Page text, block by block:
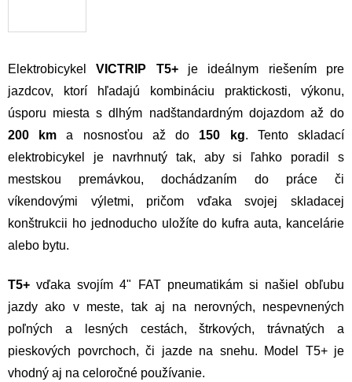
Elektrobicykel VICTRIP T5+
je ideálnym riešením pre
jazdcov, ktorí hľadajú kombináciu praktickosti, výkonu,
úsporu miesta s dlhým nadštandardným dojazdom až do
200 km a nosnosťou až do 150 kg. Tento skladací
elektrobicykel je navrhnutý tak, aby si ľahko poradil s
mestskou premávkou, dochádzaním do práce či
víkendovými výletmi, pričom vďaka svojej skladacej
konštrukcii ho jednoducho uložíte do kufra auta, kancelárie
alebo bytu.
T5+ vďaka svojím 4" FAT pneumatikám si našiel obľubu
jazdy ako v meste, tak aj na nerovných, nespevnených
poľných a lesných cestách, štrkových, trávnatých a
pieskových povrchoch, či jazde na snehu. Model T5+ je
vhodný aj na celoročné používanie.